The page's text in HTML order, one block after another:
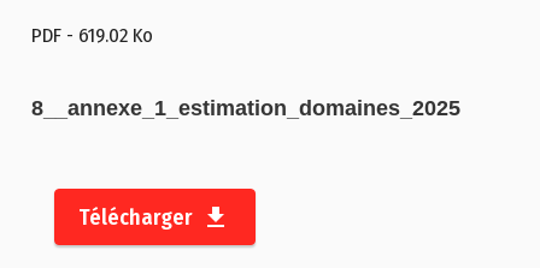
PDF - 619.02 Ko
8__annexe_1_estimation_domaines_2025
Télécharger